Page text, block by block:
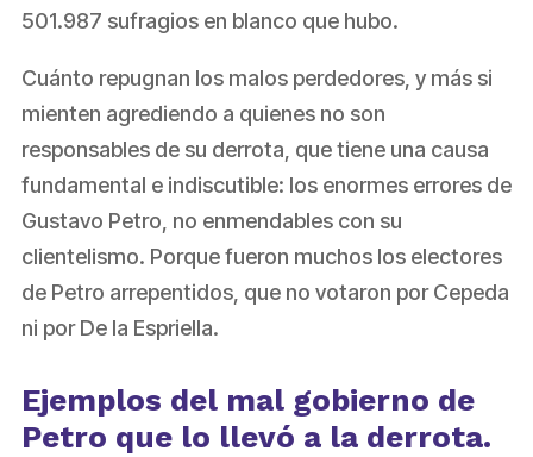
501.987 sufragios en blanco que hubo.
Cuánto repugnan los malos perdedores, y más si
mienten agrediendo a quienes no son
responsables de su derrota, que tiene una causa
fundamental e indiscutible: los enormes errores de
Gustavo Petro, no enmendables con su
clientelismo. Porque fueron muchos los electores
de Petro arrepentidos, que no votaron por Cepeda
ni por De la Espriella.
Ejemplos del mal gobierno de
Petro que lo llevó a la derrota.